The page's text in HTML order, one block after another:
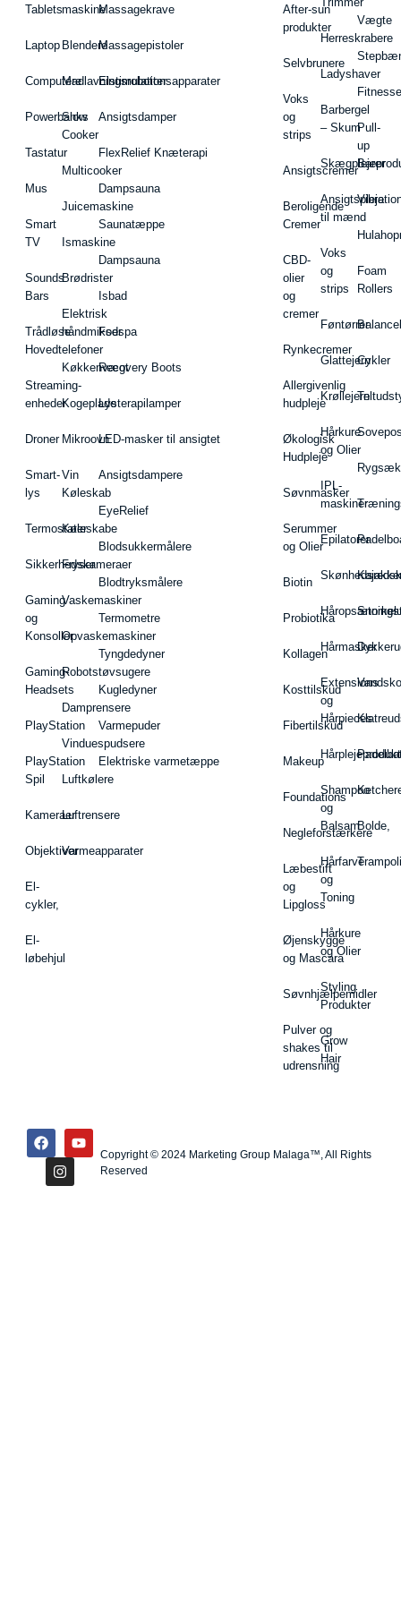
Tablets
Laptop
Computere
Powerbanks
Tastatur
Mus
Smart
TV
Sounds
Bars
Trådløse
Hovedtelefoner
Streaming-
enheder
Droner
Smart-
lys
Termostater
Sikkerhedskameraer
Gaming
og
Konsoller
Gaming-
Headsets
PlayStation
PlayStation
Spil
Kameraer
Objektiver
El-
cykler,
El-
løbehjul
maskine
Blendere
Madlavningsrobotter
Slow
Cooker
Multicooker
Juicemaskine
Ismaskine
Brødrister
Elektrisk
håndmikser
Køkkenvægt
Kogeplade
Mikroovn
Vin
Køleskab
Køleskabe
Fryser
Vaskemaskiner
Opvaskemaskiner
Robotstøvsugere
Damprensere
Vinduespudsere
Luftkølere
Luftrensere
Varmeapparater
Massagekrave
Massagepistoler
Elstimulationsapparater
Ansigtsdamper
FlexRelief Knæterapi
Dampsauna
Saunatæppe
Dampsauna
Isbad
Fodspa
Recovery Boots
Lysterapilamper
LED-masker til ansigtet
Ansigtsdampere
EyeRelief
Blodsukkermålere
Blodtryksmålere
Termometre
Tyngdedyner
Kugledyner
Varmepuder
Elektriske varmetæppe
After-sun
produkter
Selvbrunere
Voks
og
strips
Ansigtscremer
Beroligende
Cremer
CBD-
olier
og
cremer
Rynkecremer
Allergivenlig
hudpleje
Økologisk
Hudpleje
Søvnmasker
Serummer
og Olier
Biotin
Probiotika
Kollagen
Kosttilskud
Fibertilskud
Makeup
Foundations
Negleforstærkere
Læbestift
og
Lipgloss
Øjenskygge
og Mascara
Søvnhjælpemidler
Pulver og
shakes til
udrensning
Herreskrabere
Ladyshaver
Barbergel
– Skum
Ansigtspleje
til mænd
Voks
og
strips
Føntørrer
Glattejern
Krøllejern
Hårkure
og Olier
IPL-
maskiner
Epilatorer
Hårmasker
Extensions
og
Hårpieces
Shampoo
og
Balsam
Hårfarve
og
Toning
Hårkure
og Olier
Styling
Produkter
Grow
Hair
Vægte
Pull-
up
Barer
Foam
Rollers
Cykler
Vandsko
Bolde,
Copyright © 2024 Marketing Group Malaga™, All Rights
Reserved